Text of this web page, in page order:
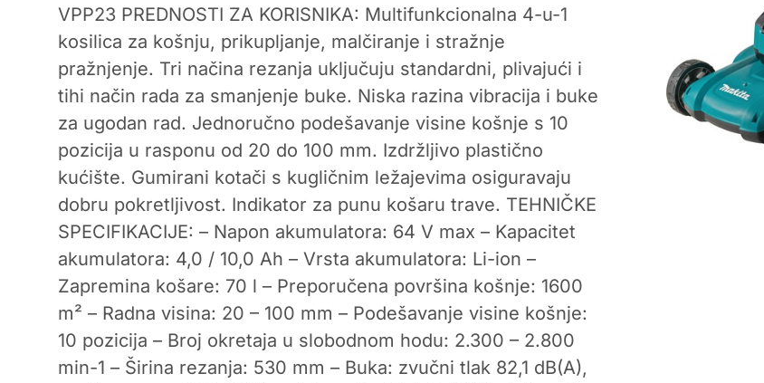
VPP23 PREDNOSTI ZA KORISNIKA: Multifunkcionalna 4-u-1
kosilica za košnju, prikupljanje, malčiranje i stražnje
pražnjenje. Tri načina rezanja uključuju standardni, plivajući i
tihi način rada za smanjenje buke. Niska razina vibracija i buke
za ugodan rad. Jednoručno podešavanje visine košnje s 10
pozicija u rasponu od 20 do 100 mm. Izdržljivo plastično
kućište. Gumirani kotači s kugličnim ležajevima osiguravaju
dobru pokretljivost. Indikator za punu košaru trave. TEHNIČKE
SPECIFIKACIJE: – Napon akumulatora: 64 V max – Kapacitet
akumulatora: 4,0 / 10,0 Ah – Vrsta akumulatora: Li-ion –
Zapremina košare: 70 l – Preporučena površina košnje: 1600
m² – Radna visina: 20 – 100 mm – Podešavanje visine košnje:
10 pozicija – Broj okretaja u slobodnom hodu: 2.300 – 2.800
min-1 – Širina rezanja: 530 mm – Buka: zvučni tlak 82,1 dB(A),